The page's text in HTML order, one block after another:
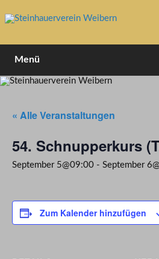
to
content
Menü
« Alle Veranstaltungen
54. Schnupperkurs
September 5@09:00 - September
Zum Kalender hinzufügen